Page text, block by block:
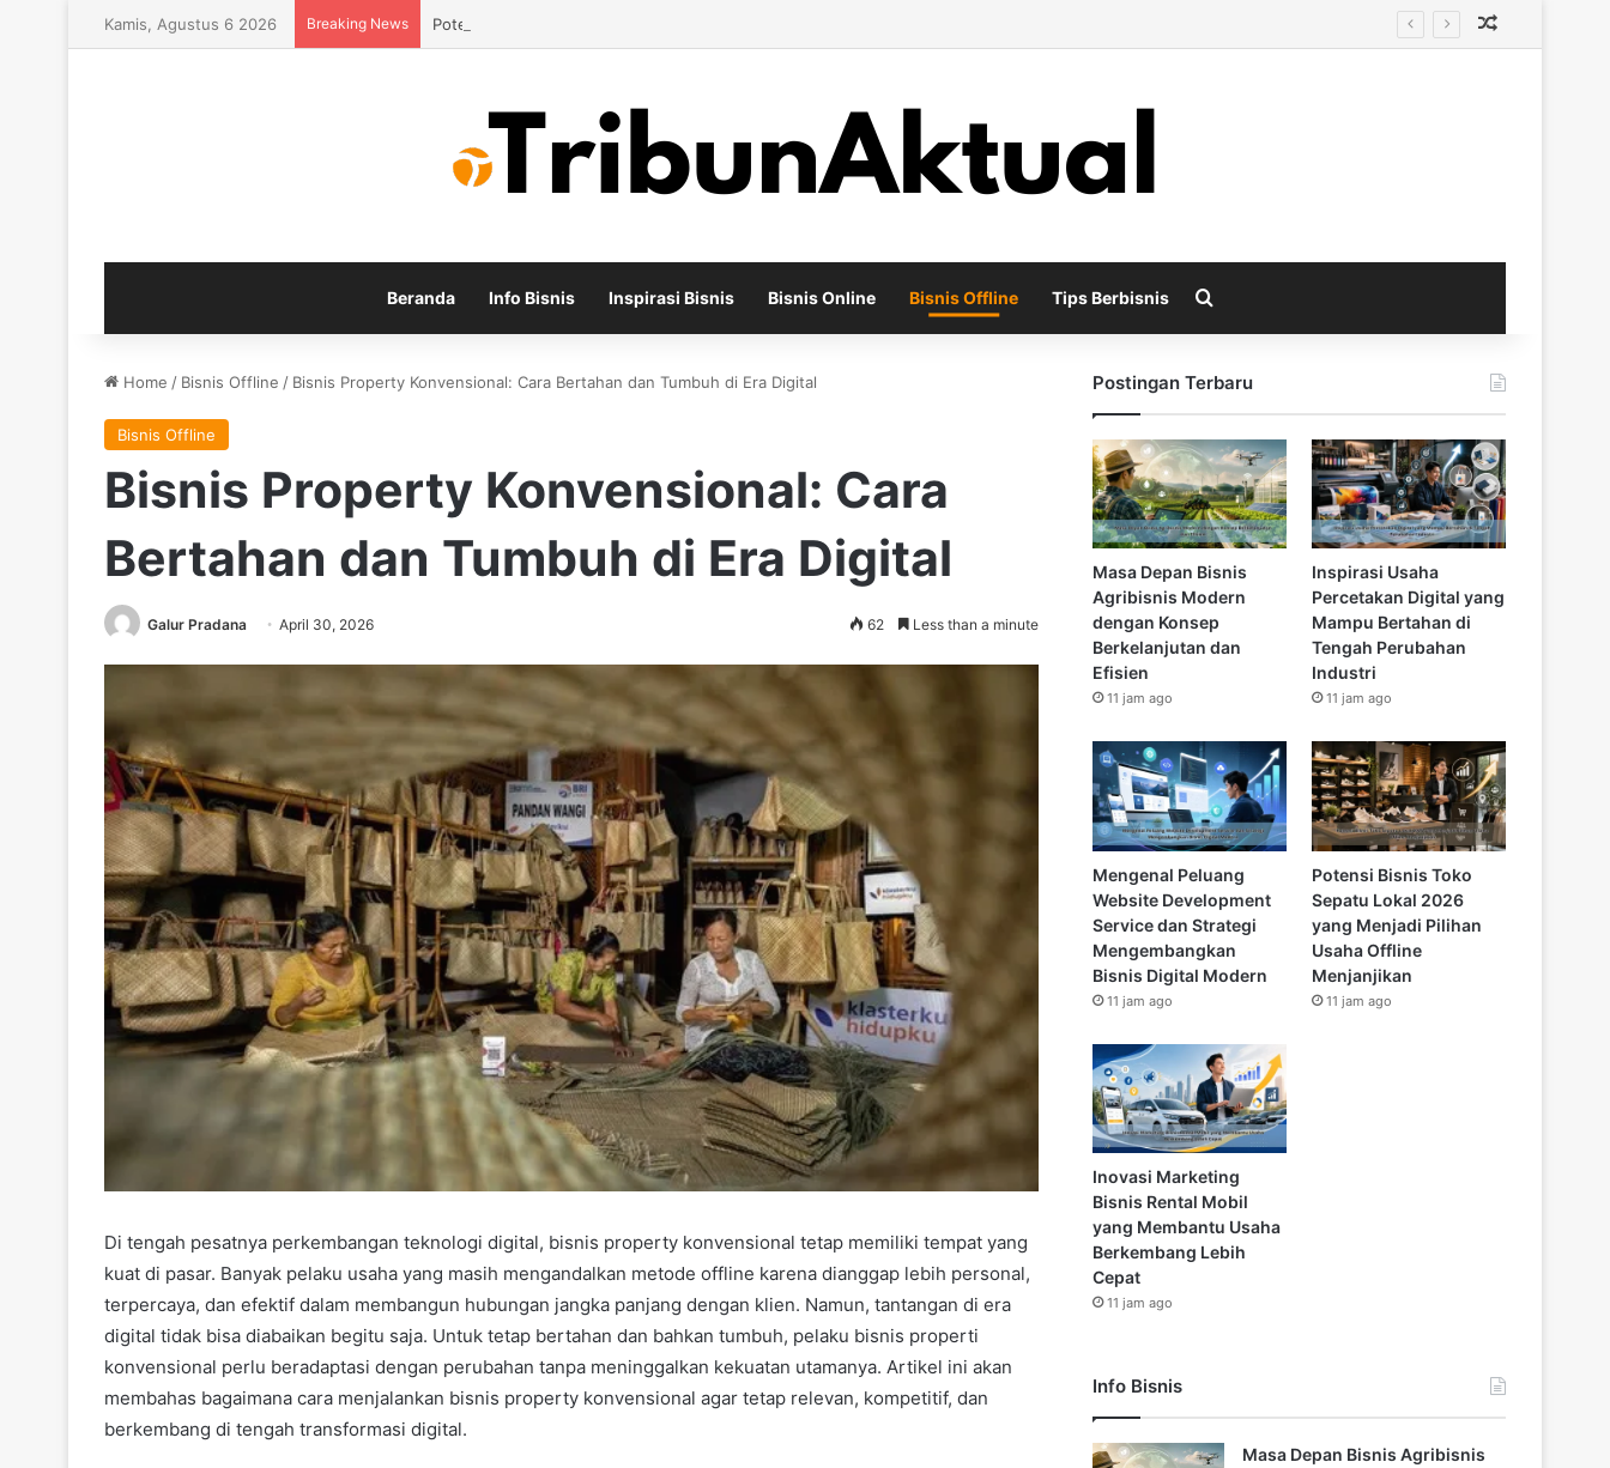
Kamis, Agustus 6 2026 Breaking News Potensi Bisnis Toko Sepatu Lokal 2026 yang Menjadi Pilihan Usaha Offline Menjanjikan
Beranda Info Bisnis Inspirasi Bisnis Bisnis Online Bisnis Offline Tips Berbisnis Search for
Home / Bisnis Offline / Bisnis Property Konvensional: Cara Bertahan dan Tumbuh di Era Digital
Bisnis Offline
Bisnis Property Konvensional: Cara
Bertahan dan Tumbuh di Era Digital
Galur Pradana April 30, 2026 62 Less than a minute
Di tengah pesatnya perkembangan teknologi digital, bisnis property konvensional tetap memiliki tempat yang
kuat di pasar. Banyak pelaku usaha yang masih mengandalkan metode offline karena dianggap lebih personal,
terpercaya, dan efektif dalam membangun hubungan jangka panjang dengan klien. Namun, tantangan di era
digital tidak bisa diabaikan begitu saja. Untuk tetap bertahan dan bahkan tumbuh, pelaku bisnis properti
konvensional perlu beradaptasi dengan perubahan tanpa meninggalkan kekuatan utamanya. Artikel ini akan
membahas bagaimana cara menjalankan bisnis property konvensional agar tetap relevan, kompetitif, dan
berkembang di tengah transformasi digital.
Postingan Terbaru
Masa Depan Bisnis
Agribisnis Modern
dengan Konsep
Berkelanjutan dan
Efisien
11 jam ago
Inspirasi Usaha
Percetakan Digital yang
Mampu Bertahan di
Tengah Perubahan
Industri
11 jam ago
Mengenal Peluang
Website Development
Service dan Strategi
Mengembangkan
Bisnis Digital Modern
11 jam ago
Potensi Bisnis Toko
Sepatu Lokal 2026
yang Menjadi Pilihan
Usaha Offline
Menjanjikan
11 jam ago
Inovasi Marketing
Bisnis Rental Mobil
yang Membantu Usaha
Berkembang Lebih
Cepat
11 jam ago
Info Bisnis
Masa Depan Bisnis Agribisnis